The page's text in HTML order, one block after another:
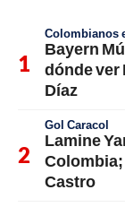
Colombianos
Bayern
dónde ver
Díaz
Gol Caracol
Lamine
Colombia;
Castro